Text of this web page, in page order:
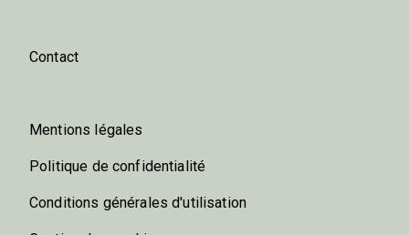
Contact
Mentions légales
Politique de confidentialité
Conditions générales d'utilisation